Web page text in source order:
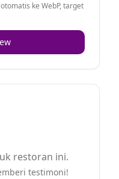
otomatis ke WebP, target
restoran ini.
testimoni!